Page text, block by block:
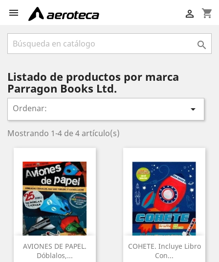
 shopping_cart


Listado de productos por marca
Parragon Books Ltd.
Ordenar: 
Mostrando 1-4 de 4 artículo(s)
AVIONES DE PAPEL.
Dóblalos,...
COHETE. Incluye Libro
Con...